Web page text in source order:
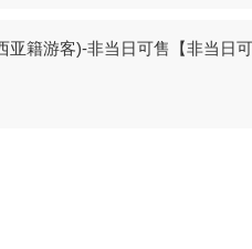
籍游客)-非当日可售【非当日可